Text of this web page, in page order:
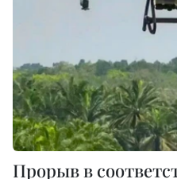
Прорыв в